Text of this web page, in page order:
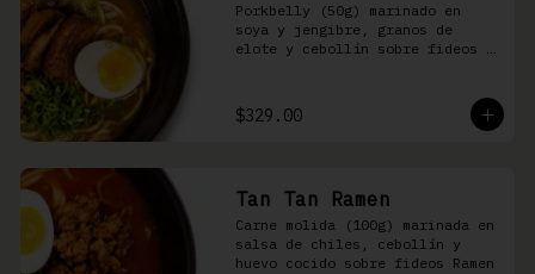
Porkbelly (50g) marinado en
soya y jengibre, granos de
elote y cebollín sobre fideos
$329.00
Tan Tan Ramen
Carne molida (100g) marinada en
salsa de chiles, cebollín y
huevo cocido sobre fideos Ramen